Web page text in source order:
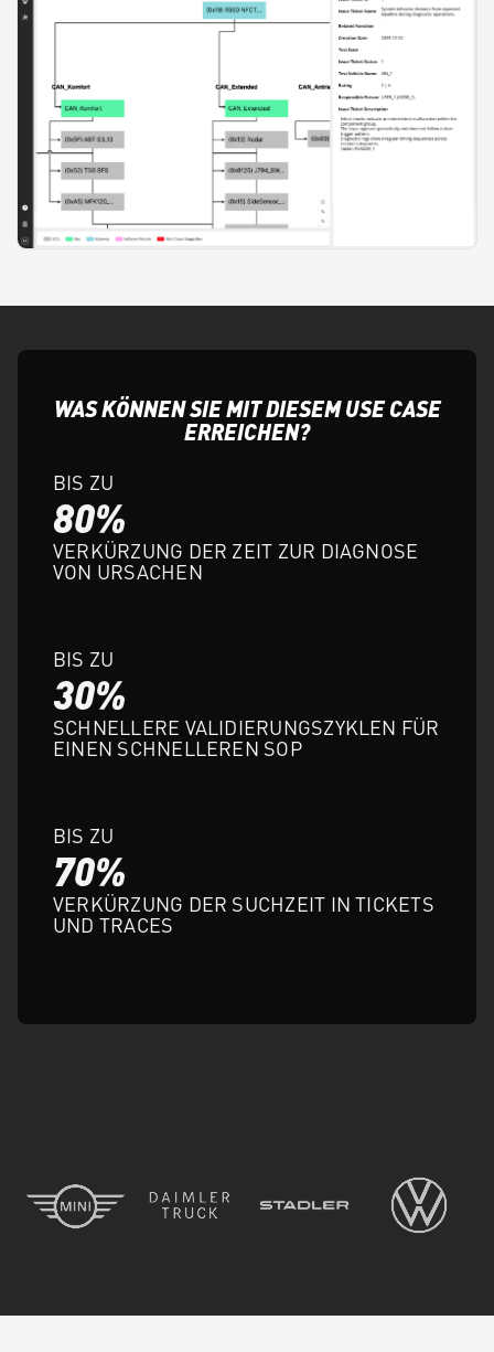
WAS KÖNNEN SIE MIT DIESEM USE CASE
ERREICHEN?
BIS ZU
80%
VERKÜRZUNG DER ZEIT ZUR DIAGNOSE
VON URSACHEN
BIS ZU
30%
SCHNELLERE VALIDIERUNGSZYKLEN FÜR
EINEN SCHNELLEREN SOP
BIS ZU
70%
VERKÜRZUNG DER SUCHZEIT IN TICKETS
UND TRACES